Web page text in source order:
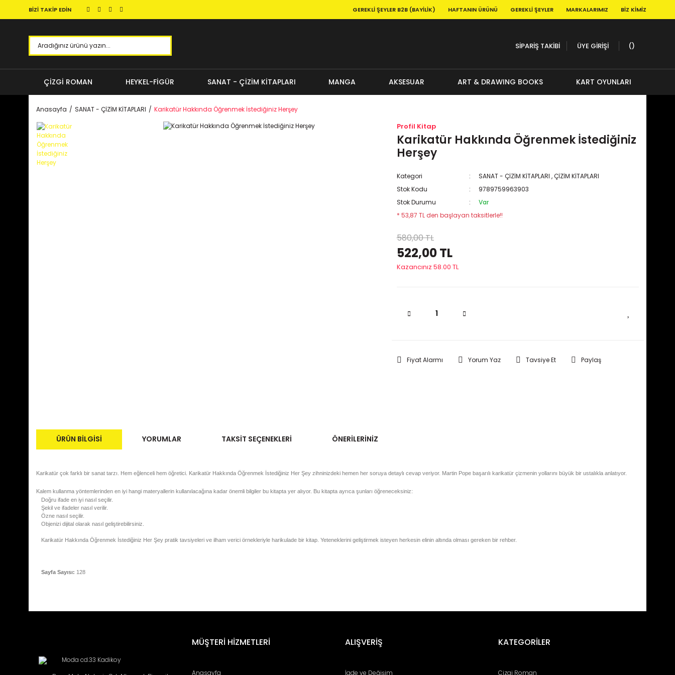
BİZİ TAKİP EDİN GEREKLI ŞEYLER B2B (BAYILIK) HAFTANIN ÜRÜNÜ GEREKLI ŞEYLER MARKALARIMIZ BIZ KIMIZ
SİPARİŞ TAKİBİ ÜYE GİRİŞİ
ÇİZGİ ROMAN HEYKEL-FİGÜR SANAT - ÇİZİM KİTAPLARI MANGA AKSESUAR ART & DRAWING BOOKS KART OYUNLARI
Anasayfa SANAT - ÇİZİM KİTAPLARI Karikatür Hakkında Öğrenmek İstediğiniz Herşey
Profil Kitap
Karikatür Hakkında Öğrenmek İstediğiniz
Herşey
Kategori SANAT - ÇİZİM KİTAPLARI ,ÇİZİM KİTAPLARI
Stok Kodu
9789759963903
Stok Durumu
Var
* 53,87 TL den başlayan taksitlerle!!
580,00 TL
522,00 TL
Kazancınız 58.00 TL
Fiyat Alarmı Yorum Yaz Tavsiye Et Paylaş
ÜRÜN BILGISI YORUMLAR TAKSIT SEÇENEKLERI ÖNERILERINIZ
Karikatür çok farklı bir sanat tarzı. Hem eğlenceli hem öğretici. Karikatür Hakkında Öğrenmek İstediğiniz Her Şey zihninizdeki hemen her soruya detaylı cevap veriyor. Martin Pope başarılı karikatür çizmenin yollarını büyük bir ustalıkla anlatıyor.
Kalem kullanma yöntemlerinden en iyi hangi materyallerin kullanılacağına kadar önemli bilgiler bu kitapta yer alıyor. Bu kitapta ayrıca şunları öğreneceksiniz:
Doğru ifade en iyi nasıl seçilir.
Şekil ve ifadeler nasıl verilir.
Özne nasıl seçilir.
Objenizi dijital olarak nasıl geliştirebilirsiniz.
Karikatür Hakkında Öğrenmek İstediğiniz Her Şey pratik tavsiyeleri ve ilham verici örnekleriyle harikulade bir kitap. Yeteneklerini geliştirmek isteyen herkesin elinin altında olması gereken bir rehber.
Sayfa Sayısı: 128
Yorum Yaz
Görüş ve önerileriniz için teşekkür ederiz.
Ürün bilgilerinde hatalar bulunuyor.
Moda cd.33 Kadikoy
MÜŞTERİ HİZMETLERİ
Anasayfa
ALIŞVERİŞ
İade ve Değişim
KATEGORİLER
Çizgi Roman